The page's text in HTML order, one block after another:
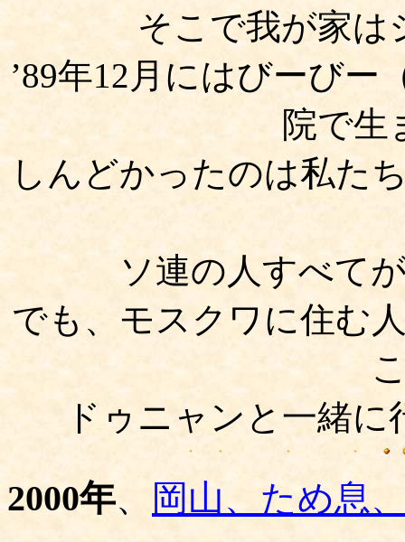
そこで我が家は
’89年12 月にはびーびー
院で生
しんどかったのは私た
ソ連の人すべて
でも、モスクワに住む
ドゥニャンと一緒
2000年、
岡山、ため息